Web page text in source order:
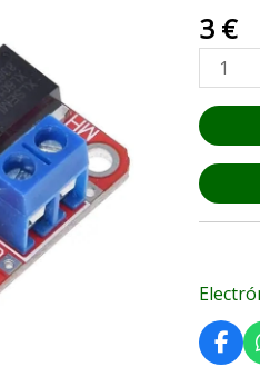
3 €
35V
5V-
40V
para
Solar
LED